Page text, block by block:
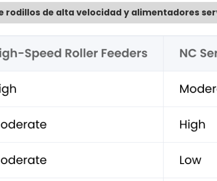
de alta velocidad y alimentadores